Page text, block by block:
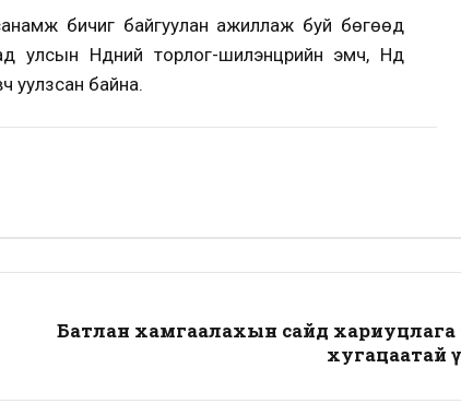
бичиг байгуулан ажиллаж буй бөгөөд
улсын Нүдний торлог-шилэнцрийн эмч, Нүд
уулзсан байна.
Батлан хамгаалахын сайд хариуцлага
хугацаатай